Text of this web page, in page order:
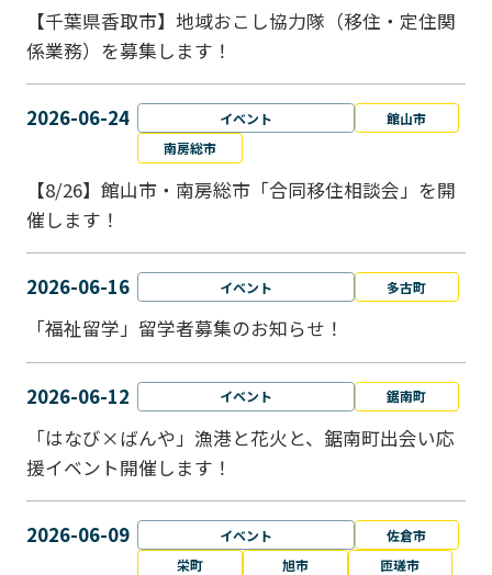
【千葉県香取市】地域おこし協力隊（移住・定住関
係業務）を募集します！
2026-06-24 イベント
館山市
南房総市
【8/26】館山市・南房総市「合同移住相談会」を開
催します！
2026-06-16 イベント 多古町
「福祉留学」留学者募集のお知らせ！
2026-06-12 イベント 鋸南町
「はなび×ばんや」漁港と花火と、鋸南町出会い応
援イベント開催します！
2026-06-09 イベント
佐倉市
栄町
旭市
匝瑳市